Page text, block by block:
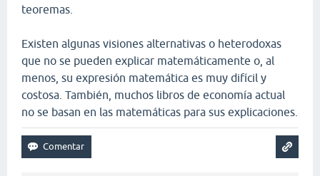
teoremas.
Existen algunas visiones alternativas o heterodoxas
que no se pueden explicar matemáticamente o, al
menos, su expresión matemática es muy difícil y
costosa. También, muchos libros de economía actual
no se basan en las matemáticas para sus explicaciones.